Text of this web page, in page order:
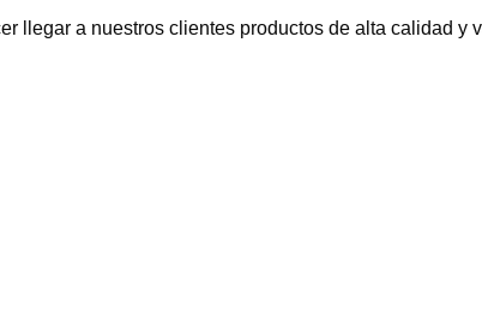
llegar a nuestros clientes productos de alta calidad y